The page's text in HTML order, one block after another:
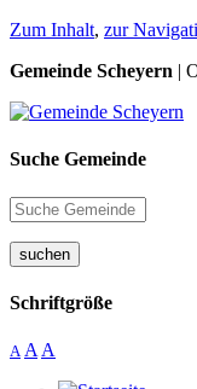
Zum Inhalt, zur
Gemeinde Scheyern |
Suche Gemeinde
suchen
Schriftgröße
A A A